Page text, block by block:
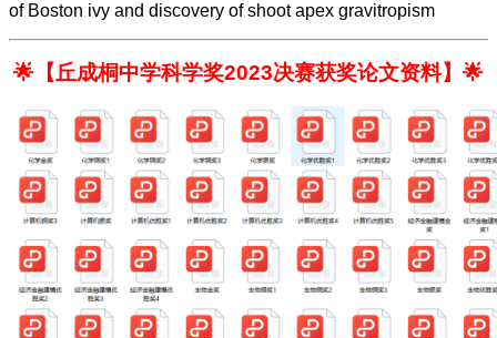
of Boston ivy and discovery of shoot apex gravitropism
🌟【丘成桐中学科学奖2023决赛获奖论文资料】🌟